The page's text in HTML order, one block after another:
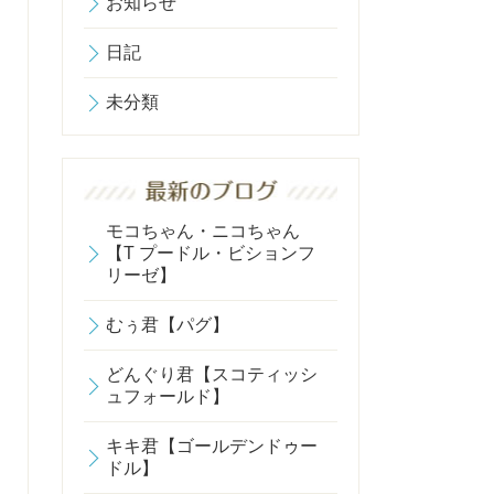
日記
未分類
モコちゃん・ニコちゃん
【T プードル・ビションフ
リーゼ】
むぅ君【パグ】
どんぐり君【スコティッシ
ュフォールド】
キキ君【ゴールデンドゥー
ドル】